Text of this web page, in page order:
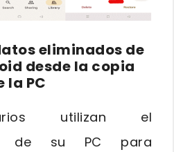
eliminados de
desde la copia
la PC
utilizan el
de su PC para